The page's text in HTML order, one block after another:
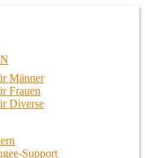
Männer
Frauen
Diverse
Support